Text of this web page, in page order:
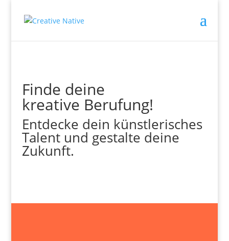
Finde deine
kreative Berufung!
Entdecke dein künstlerisches
Talent und gestalte deine
Zukunft.